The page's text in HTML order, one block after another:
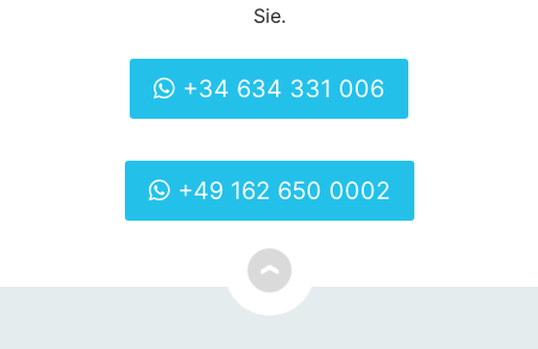
Sie.
+34 634 331 006
+49 162 650 0002